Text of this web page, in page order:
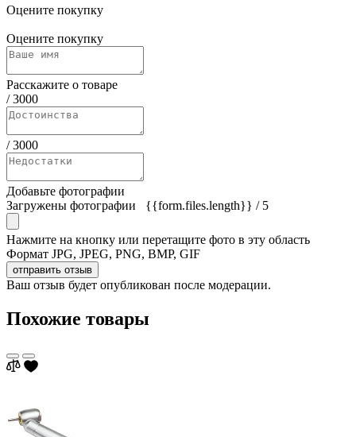
Оцените покупку
Оцените покупку
Расскажите о товаре
/3000
/3000
Добавьте фотографии
Загружены фотографии
{{form.files.length}} / 5
Нажмите на кнопку или перетащите фото в эту область
Формат JPG, JPEG, PNG, BMP, GIF
отправить отзыв
Ваш отзыв будет опубликован после модерации.
Похожие товары